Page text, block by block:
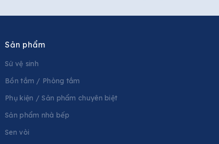
Sản phẩm
Sứ vệ sinh
Bồn tắm / Phòng tắm
Phụ kiện / Sản phẩm chuyên biệt
Sản phẩm nhà bếp
Sen vòi